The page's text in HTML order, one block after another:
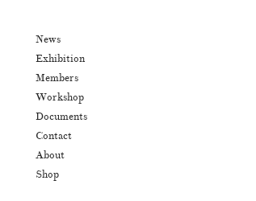
News
Exhibition
Members
Workshop
Documents
Contact
About
Shop